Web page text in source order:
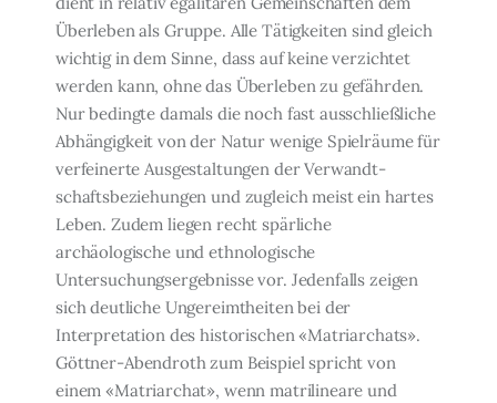
Überleben als Gruppe. Alle Tätig­keiten sind gleich
wichtig in dem Sinne, dass auf keine verzichtet
werden kann, ohne das Überleben zu gefährden.
Nur bedingte damals die noch fast ausschließliche
Abhängig­keit von der Natur wenige Spielräume für
verfeinerte Ausgestaltungen der Verwandt­
schaftsbeziehungen und zugleich meist ein hartes
Leben. Zudem liegen recht spärliche
archäologische und ethnologische
Untersuchungsergebnisse vor. Jedenfalls zeigen
sich deutliche Ungereimtheiten bei der
Interpretation des historischen «Matriarchats».
Gött­ner-Abendroth zum Beispiel spricht von
einem «Matriarchat», wenn matrilineare und